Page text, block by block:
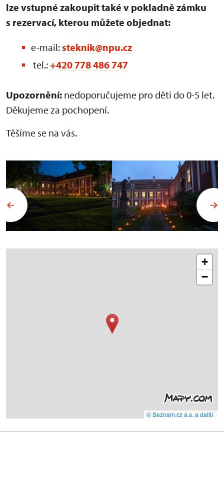
lze vstupné zakoupit také v pokladně zámku
s rezervací, kterou můžete objednat:
e-mail:steknik@npu.cz
tel.:+420 778 486 747
Upozornění: nedoporučujeme pro děti do 0-5 let.
Děkujeme za pochopení.
Těšíme se na vás.
+
−
© Seznam.cz a.s. a další